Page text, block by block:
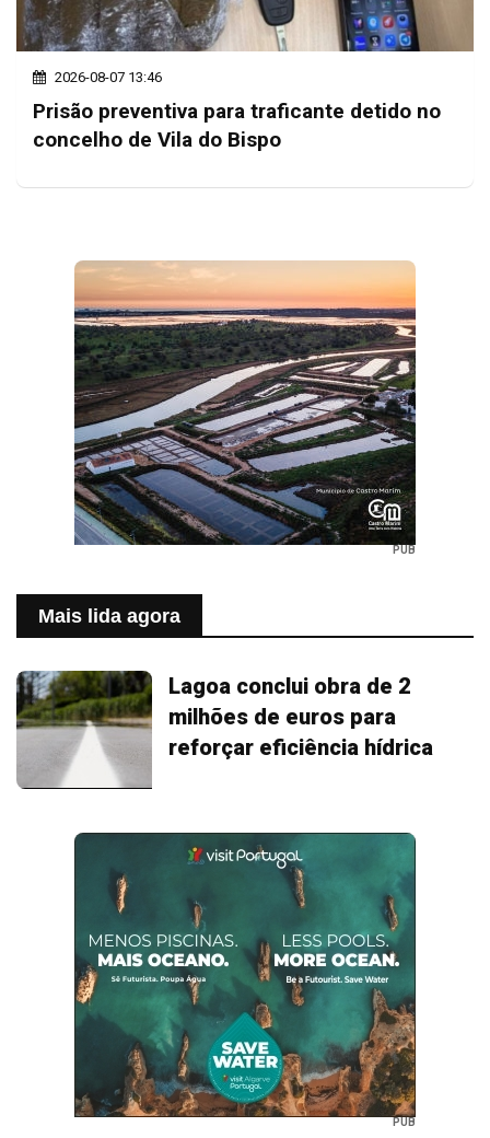
2026-08-07 13:46
Prisão preventiva para traficante detido no
concelho de Vila do Bispo
PUB
Mais lida agora
Lagoa conclui obra de 2
milhões de euros para
reforçar eficiência hídrica
PUB